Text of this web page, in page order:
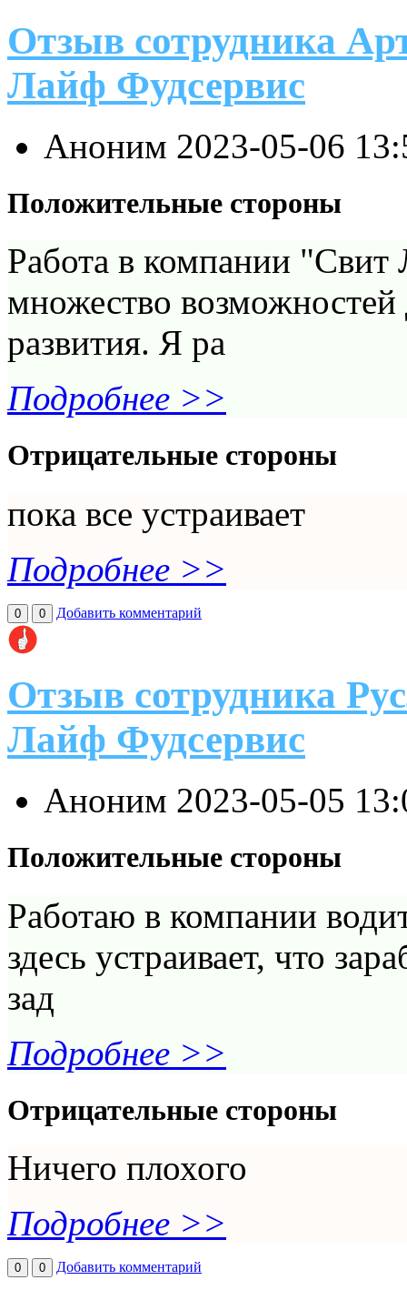
Отзыв сотрудника
Лайф Фудсервис
Аноним 2023-05-06
Положительные стороны
Работа в компании
множество
развития. Я ра
Подробнее >>
Отрицательные стороны
пока все устраивает
Подробнее >>
0 0 Добавить комментарий
Отзыв сотрудника
Лайф Фудсервис
Аноним 2023-05-05
Положительные стороны
Работаю в компании
здесь устраивает, что
зад
Подробнее >>
Отрицательные стороны
Ничего плохого
Подробнее >>
0 0 Добавить комментарий